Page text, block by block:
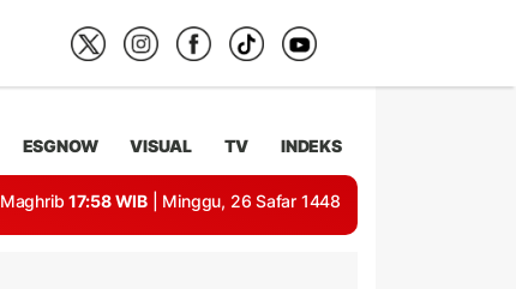
ESGNOW VISUAL TV INDEKS
Maghrib 17:58 WIB | Minggu, 26 Safar 1448